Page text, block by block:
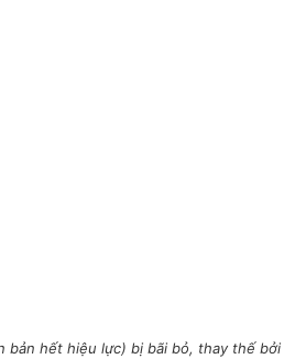
bản hết hiệu lực) bị bãi bỏ, thay thế bởi